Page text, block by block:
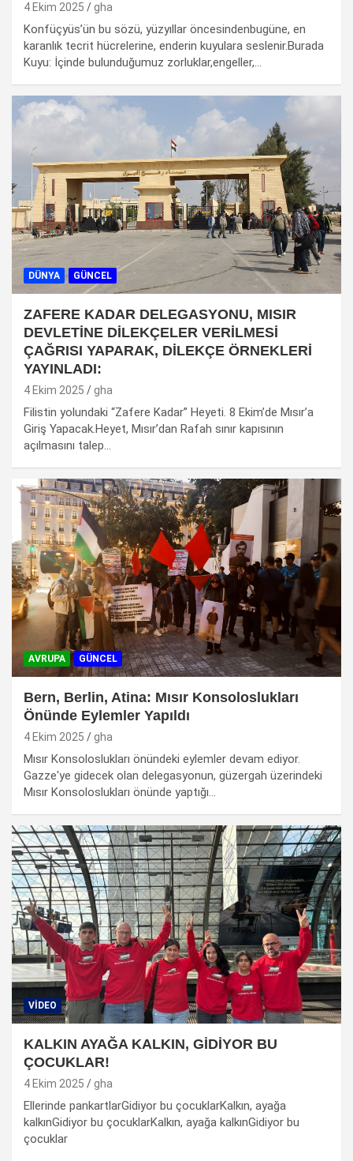
4 Ekim 2025 gha
Konfüçyüs’ün bu sözü, yüzyıllar öncesindenbugüne, en
karanlık tecrit hücrelerine, enderin kuyulara seslenir.Burada
Kuyu: İçinde bulunduğumuz zorluklar,engeller,…
DÜNYA GÜNCEL
ZAFERE KADAR DELEGASYONU, MISIR
DEVLETİNE DİLEKÇELER VERİLMESİ
ÇAĞRISI YAPARAK, DİLEKÇE ÖRNEKLERİ
YAYINLADI:
4 Ekim 2025 gha
Filistin yolundaki “Zafere Kadar” Heyeti. 8 Ekim’de Mısır’a
Giriş Yapacak.Heyet, Mısır’dan Rafah sınır kapısının
açılmasını talep…
AVRUPA GÜNCEL
Bern, Berlin, Atina: Mısır Konsoloslukları
Önünde Eylemler Yapıldı
4 Ekim 2025 gha
Mısır Konsoloslukları önündeki eylemler devam ediyor.
Gazze'ye gidecek olan delegasyonun, güzergah üzerindeki
Mısır Konsoloslukları önünde yaptığı…
VIDEO
KALKIN AYAĞA KALKIN, GİDİYOR BU
ÇOCUKLAR!
4 Ekim 2025 gha
Ellerinde pankartlarGidiyor bu çocuklarKalkın, ayağa
kalkınGidiyor bu çocuklarKalkın, ayağa kalkınGidiyor bu
çocuklar